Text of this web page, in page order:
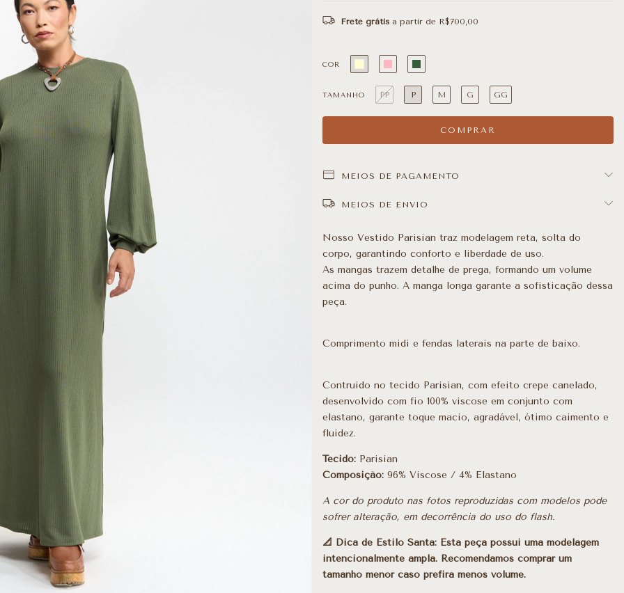
Frete grátis a partir de R$700,00
COR
TAMANHO PP P M G GG
MEIOS DE PAGAMENTO
MEIOS DE ENVIO
Nosso Vestido Parisian traz modelagem reta, solta do
corpo, garantindo conforto e liberdade de uso.
As mangas trazem detalhe de prega, formando um volume
acima do punho. A manga longa garante a sofisticação dessa
peça.
Comprimento midi e fendas laterais na parte de baixo.
Contruido no tecido Parisian, com efeito crepe canelado,
desenvolvido com fio 100% viscose em conjunto com
elastano, garante toque macio, agradável, ótimo caimento e
fluidez.
Tecido: Parisian
Composição: 96% Viscose / 4% Elastano
A cor do produto nas fotos reproduzidas com modelos pode
sofrer alteração, em decorrência do uso do flash.
📐 Dica de Estilo Santa: Esta peça possui uma modelagem
intencionalmente ampla. Recomendamos comprar um
tamanho menor caso prefira menos volume.